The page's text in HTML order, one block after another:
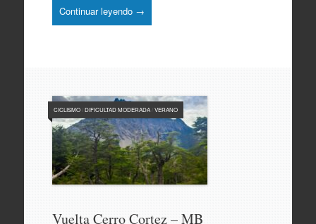
Continuar leyendo →
CICLISMO/DIFICULTAD MODERADA/VERANO
Vuelta Cerro Cortez – MB